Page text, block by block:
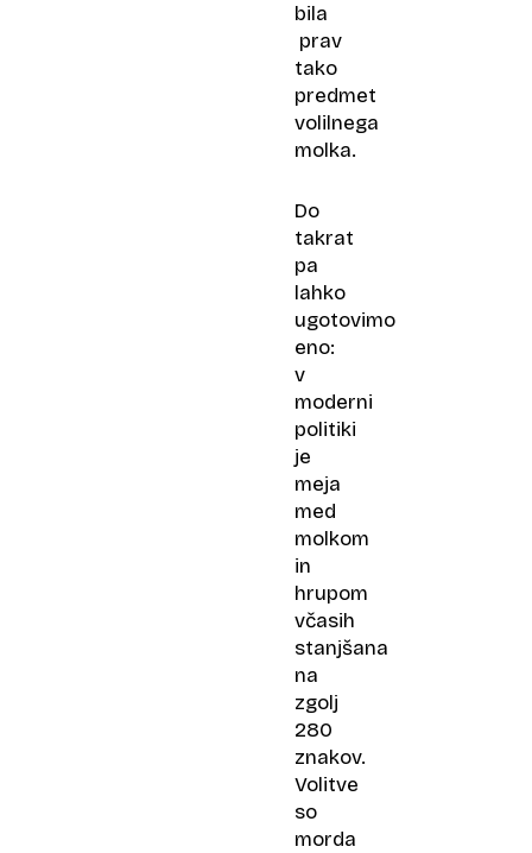
bila
prav
tako
predmet
volilnega
molka.
Do
takrat
pa
lahko
ugotovimo
eno:
v
moderni
politiki
je
meja
med
molkom
in
hrupom
včasih
stanjšana
na
zgolj
280
znakov.
Volitve
so
morda